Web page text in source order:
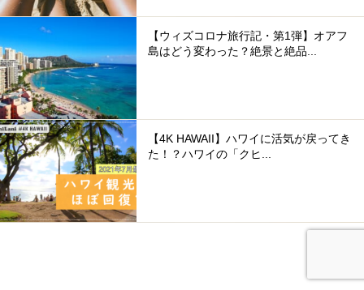
【ウィズコロナ旅行記・第1弾】オアフ
島はどう変わった？絶景と絶品...
【4K HAWAII】ハワイに活気が戻ってき
た！？ハワイの「クヒ...